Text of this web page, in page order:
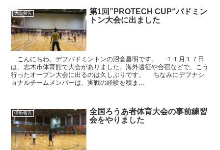
大会報告
第1回”PROTECH CUP“バドミン
トン大会に出ました
こんにちわ。デフバドミントンの沼倉昌明です。 １１月１７日
は、志木市体育館で大会がありました。海外遠征や合宿などで、こう
行ったオープン大会に出るのは久しぶりです。 ちなみにデフナシ
ョナルチームメンバーは、実戦の経験を積ま...
活動報告
全国ろうあ者体育大会の事前練習
会をやりました